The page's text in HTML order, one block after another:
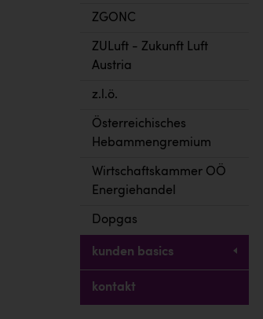
ZGONC
ZULuft - Zukunft Luft
Austria
z.l.ö.
Österreichisches
Hebammengremium
Wirtschaftskammer OÖ
Energiehandel
Dopgas
kunden basics
kontakt